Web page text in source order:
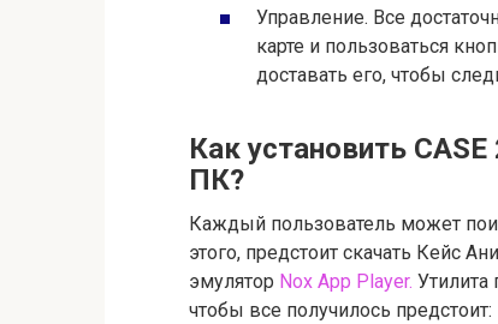
Управление. Все
карте и пользоваться
доставать его, чтобы
Как установить
ПК?
Каждый пользователь может
этого, предстоит скачать Кейс
эмулятор Nox App Player. Утилита
чтобы все получилось предстоит: